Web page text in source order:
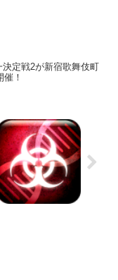
定戦2が新宿歌舞伎町
！